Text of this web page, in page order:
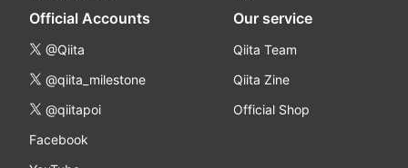
Official Accounts
@Qiita
@qiita_milestone
@qiitapoi
Facebook
Our service
Qiita Team
Qiita Zine
Official Shop